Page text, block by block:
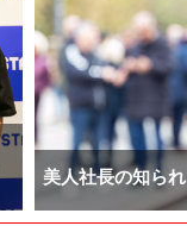
美人社長の知ら